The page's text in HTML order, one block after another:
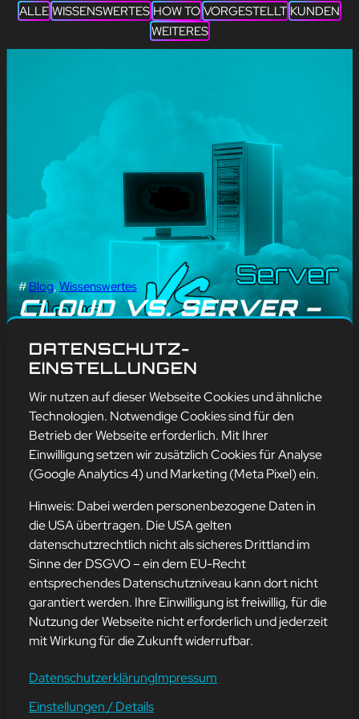
ALLE WISSENSWERTES HOW TO VORGESTELLT KUNDEN
WEITERES
#Blog, Wissenswertes
CLOUD VS. SERVER –
UNTERSCHIED?
mehr erfahren
Adresse
mission-webstyle oHG
Bürgermeister-Regitz-Straße 40
66539 Neunkirchen
E-Mail:kontakt@mission-webstyle.de
Navigation
Webseitenerstellung
Webseite mieten
Webseiten Betreuung
Über Uns
Kontakt
Leistungen
DATENSCHUTZ-
EINSTELLUNGEN
Wir nutzen auf dieser Webseite Cookies und ähnliche
Technologien. Notwendige Cookies sind für den
Betrieb der Webseite erforderlich. Mit Ihrer
Einwilligung setzen wir zusätzlich Cookies für Analyse
(Google Analytics 4) und Marketing (Meta Pixel) ein.
Hinweis: Dabei werden personenbezogene Daten in
die USA übertragen. Die USA gelten
datenschutzrechtlich nicht als sicheres Drittland im
Sinne der DSGVO – ein dem EU-Recht
entsprechendes Datenschutzniveau kann dort nicht
garantiert werden. Ihre Einwilligung ist freiwillig, für die
Nutzung der Webseite nicht erforderlich und jederzeit
mit Wirkung für die Zukunft widerrufbar.
DatenschutzerklärungImpressum
Einstellungen / Details